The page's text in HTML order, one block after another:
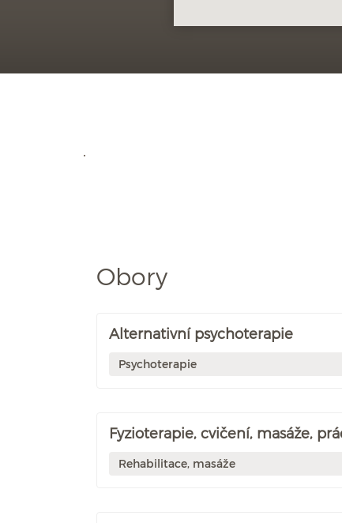
Obory
Alternativní psychoterapie
Psychoterapie
Fyzioterapie, cvičení, masáže,
Rehabilitace, masáže